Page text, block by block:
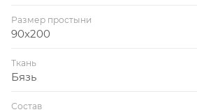
Размер простыни
90x200
Ткань
Бязь
Состав